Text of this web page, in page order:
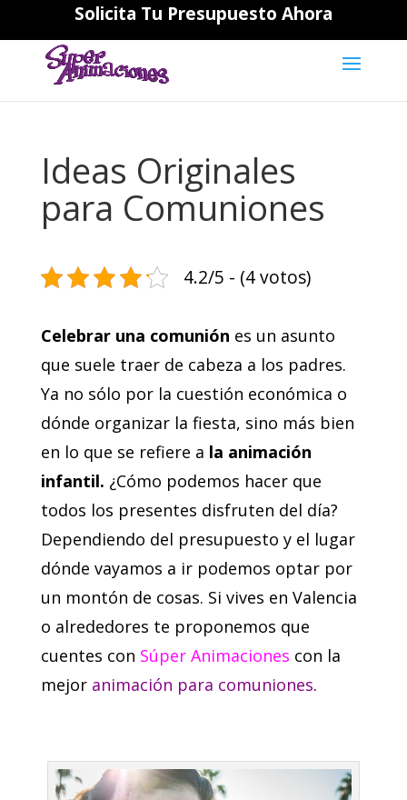
Solicita Tu Presupuesto Ahora
644194202 daniela@superanimaciones.com
Ideas Originales
para Comuniones
4.2/5 - (4 votos)
Celebrar una comunión es un asunto
que suele traer de cabeza a los padres.
Ya no sólo por la cuestión económica o
dónde organizar la fiesta, sino más bien
en lo que se refiere a la animación
infantil. ¿Cómo podemos hacer que
todos los presentes disfruten del día?
Dependiendo del presupuesto y el lugar
dónde vayamos a ir podemos optar por
un montón de cosas. Si vives en Valencia
o alrededores te proponemos que
cuentes con Súper Animaciones con la
mejor animación para comuniones.